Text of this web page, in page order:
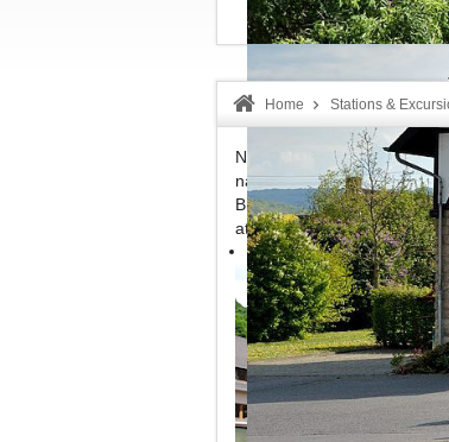
Home Stations &
Nachdem der „Vulkan-
nach der Durchfahrt des
Brohltals. Der schmucke
attraktiv gestalteten